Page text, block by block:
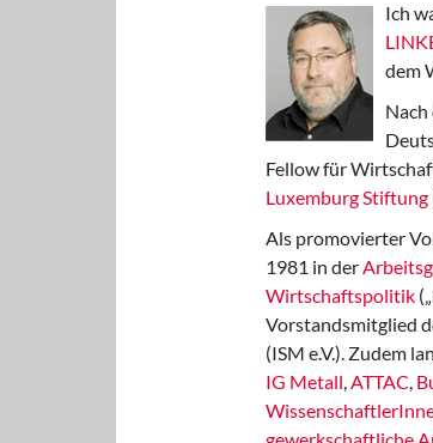
Ich
dem
Nach
Fellow für
Luxemburg Stiftung
Als promovierter
1981 in der
Wirtschaftspolitik
Vorstandsmitglied
(ISM e.V.). Zudem
IG Metall,ATTAC,